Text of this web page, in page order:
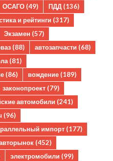
ОСАГО (49) ПДД (136)
и рейтинги (317)
Экзамен (57)
(88) автозапчасти (68)
(81)
(86) вождение (189)
законопроект (79)
автомобили (241)
(96)
импорт (177)
(452)
электромобили (99)